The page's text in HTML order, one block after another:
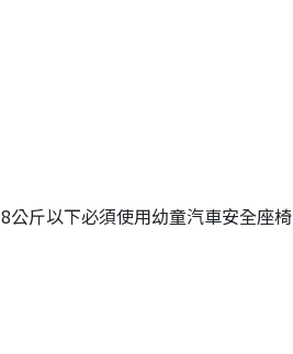
斤以下必須使用幼童汽車安全座椅